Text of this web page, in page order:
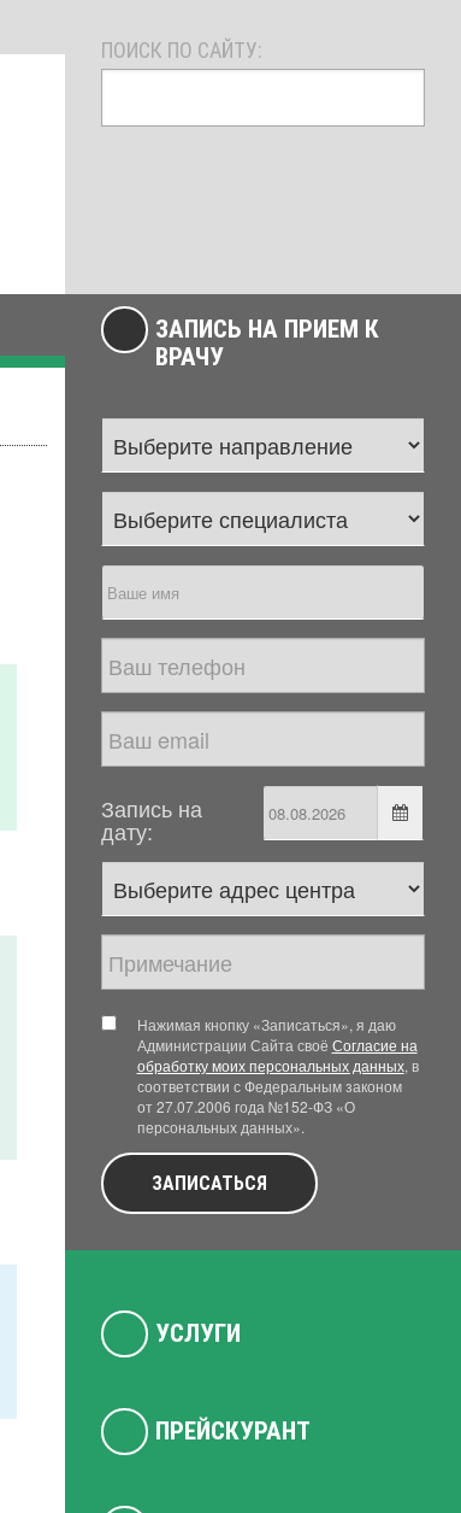
ПОИСК ПО САЙТУ:
ЗАПИСЬ НА ПРИЕМ К
ВРАЧУ
Запись на
дату:
Нажимая кнопку «Записаться», я даю
Администрации Сайта своё Согласие на
обработку моих персональных данных, в
соответствии с Федеральным законом
от 27.07.2006 года №152-ФЗ «О
персональных данных».
ЗАПИСАТЬСЯ
УСЛУГИ
ПРЕЙСКУРАНТ